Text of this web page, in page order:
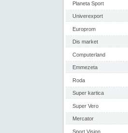
Planeta Sport
Univerexport
Europrom
Dis market
Computerland
Emmezeta
Roda
Super kartica
Super Vero
Mercator
Sport Vision